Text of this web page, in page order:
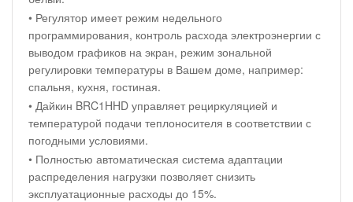
• Регулятор имеет режим недельного
программирования, контроль расхода электроэнергии с
выводом графиков на экран, режим зональной
регулировки температуры в Вашем доме, например:
спальня, кухня, гостиная.
• Дайкин BRC1HHD управляет рециркуляцией и
температурой подачи теплоносителя в соответствии с
погодными условиями.
• Полностью автоматическая система адаптации
распределения нагрузки позволяет снизить
эксплуатационные расходы до 15%.